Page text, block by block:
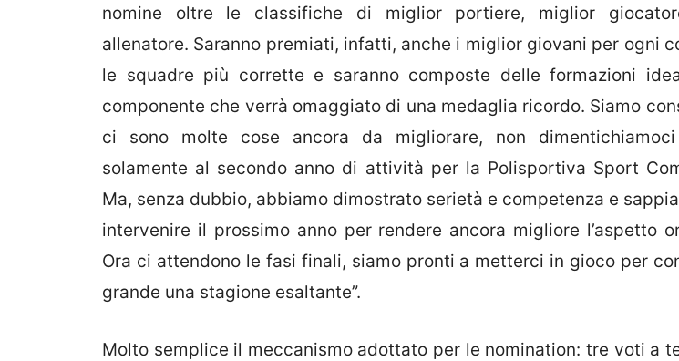
nomine oltre le classifiche di miglior portiere, miglior
allenatore. Saranno premiati, infatti, anche i miglior giovani per ogni
le squadre più corrette e saranno composte delle formazioni
componente che verrà omaggiato di una medaglia ricordo. Siamo
ci sono molte cose ancora da migliorare, non
solamente al secondo anno di attività per la Polisportiva Sport
Ma, senza dubbio, abbiamo dimostrato serietà e competenza e
intervenire il prossimo anno per rendere ancora migliore l’aspetto
Ora ci attendono le fasi finali, siamo pronti a metterci in gioco per
grande una stagione esaltante”.
Molto semplice il meccanismo adottato per le nomination: tre voti a